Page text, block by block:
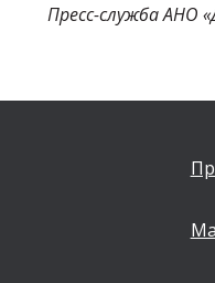
Пресс-служба АНО